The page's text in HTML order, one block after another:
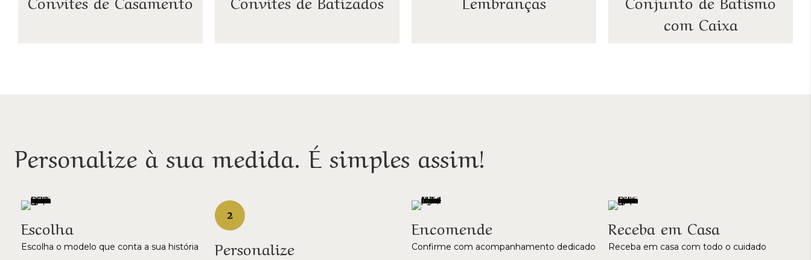
com Caixa
Personalize à sua medida. É simples assim!
Escolha
Escolha o modelo que conta a sua história Personalize
Encomende
Confirme com acompanhamento dedicado
Receba em Casa
Receba em casa com todo o cuidado